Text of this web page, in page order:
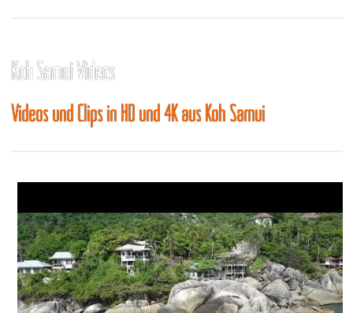
Koh Samui Videos
Videos und Clips in HD und 4K aus Koh Samui